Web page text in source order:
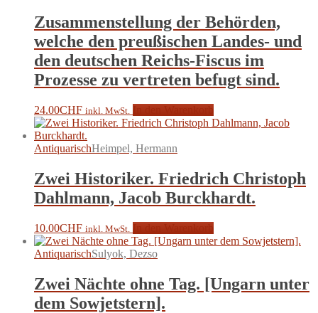
Zusammenstellung der Behörden,
welche den preußischen Landes- und
den deutschen Reichs-Fiscus im
Prozesse zu vertreten befugt sind.
24.00CHF inkl. MwSt.
AntiquarischHeimpel, Hermann
Zwei Historiker. Friedrich Christoph
Dahlmann, Jacob Burckhardt.
10.00CHF inkl. MwSt.
AntiquarischSulyok, Dezso
Zwei Nächte ohne Tag. [Ungarn unter
dem Sowjetstern].